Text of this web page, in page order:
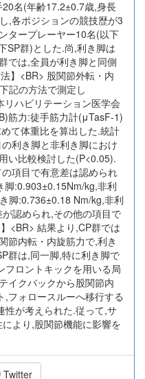
名(年齢17.2±0.7歳,身長
,各ポジションの競技歴が3
タープレーヤー10名(以下
SP群)とした.尚,利き脚は
では,全員が利き脚と同側
】<BR> 股関節外転・内
記の方法で測定し
ハビリテーション医学会
筋力:徒手筋力計(μTasF-1)
て体重比を算出した.統計
利き脚と非利き脚におけ
い比較検討した(P<0.05).
項目で有意差は認められ
脚:0.903±0.15Nm/kg,非利
脚:0.736±0.18 Nm/kg,非利
認められ,その他の項目で
<BR> 結果より,CP群では
節内転・内旋筋力で,利き
群は,同一脚,特に利き脚で
フロントキックを用いる局
イクバックから股関節内
フォロースルーへ移行する
性が考えられた.従って,サ
より,股関節機能に影響を
Twitter